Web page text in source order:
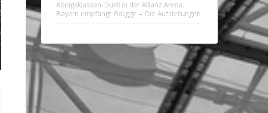
Königsklassen-Duell in der Allianz Arena:
Bayern empfängt Brügge – Die Aufstellungen